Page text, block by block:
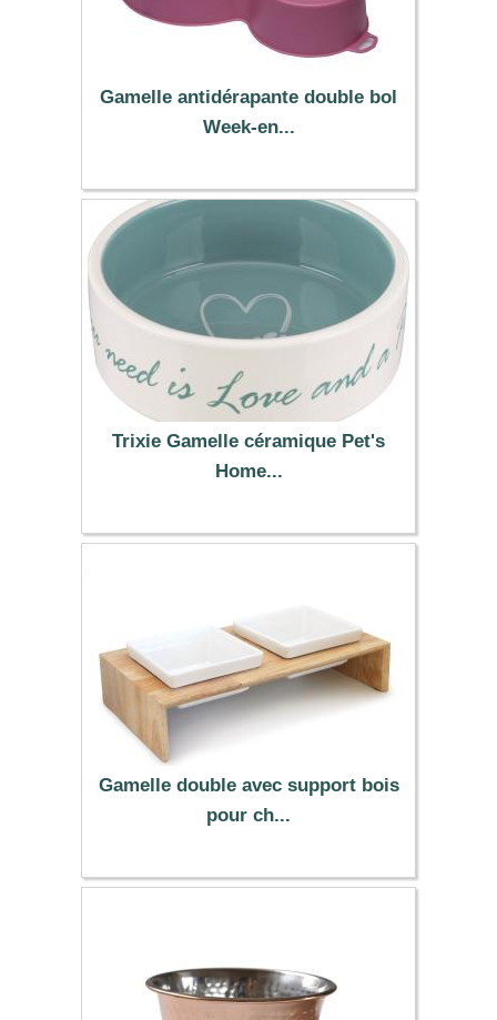
Gamelle antidérapante double bol
Week-en...
3.59 €
Trixie Gamelle céramique Pet's
Home...
4.49 €
Gamelle double avec support bois
pour ch...
32.99 €